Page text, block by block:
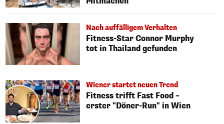
Nach auffälligem Verhalten
Fitness-Star Connor Murphy
tot in Thailand gefunden
Wiener startet neuen Trend
Fitness trifft Fast Food –
erster "Döner-Run" in Wien